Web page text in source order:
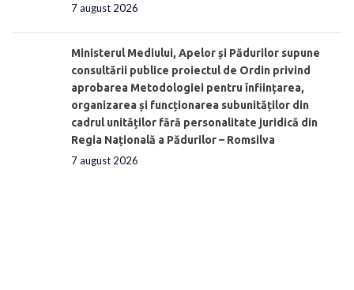
7 august 2026
Ministerul Mediului, Apelor și Pădurilor supune
consultării publice proiectul de Ordin privind
aprobarea Metodologiei pentru înființarea,
organizarea și funcționarea subunităților din
cadrul unităților fără personalitate juridică din
Regia Națională a Pădurilor – Romsilva
7 august 2026